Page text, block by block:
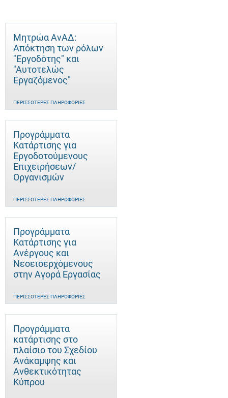
Μητρώα ΑνΑΔ:
Απόκτηση των ρόλων
"Εργοδότης" και
"Αυτοτελώς
Eργαζόμενος"
ΠΕΡΙΣΣΌΤΕΡΕΣ ΠΛΗΡΟΦΟΡΊΕΣ
Προγράμματα
Κατάρτισης για
Εργοδοτούμενους
Επιχειρήσεων/
Οργανισμών
ΠΕΡΙΣΣΌΤΕΡΕΣ ΠΛΗΡΟΦΟΡΊΕΣ
Προγράμματα
Κατάρτισης για
Ανέργους και
Νεοεισερχόμενους
στην Αγορά Εργασίας
ΠΕΡΙΣΣΌΤΕΡΕΣ ΠΛΗΡΟΦΟΡΊΕΣ
Προγράμματα
κατάρτισης στο
πλαίσιο του Σχεδίου
Ανάκαμψης και
Ανθεκτικότητας
Κύπρου